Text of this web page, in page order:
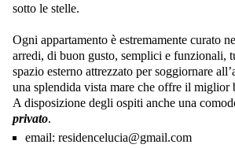
sotto le stelle.
Ogni appartamento è estremamente curato
arredi, di buon gusto, semplici e funzionali,
spazio esterno attrezzato per soggiornare
una splendida vista mare che offre il miglior
A disposizione degli ospiti anche una
privato.
email: residencelucia@gmail.com